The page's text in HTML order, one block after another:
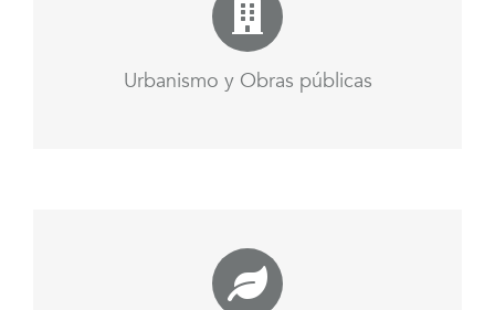
Urbanismo y Obras públicas